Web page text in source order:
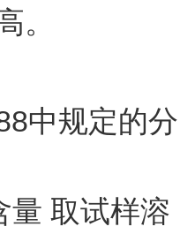
。
规定的分
取试样溶